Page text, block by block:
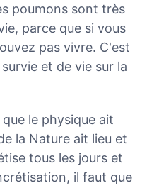
poumons sont très
parce que si vous
pas vivre. C'est
et de vie sur la
le physique ait
la Nature ait lieu et
tous les jours et
il faut que